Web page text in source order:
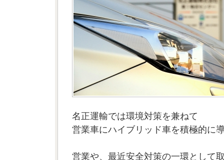
名正運輸では環境対策を兼ねて
営業車にハイブリッド車を積極的に
営業や、最近安全対策の一環として